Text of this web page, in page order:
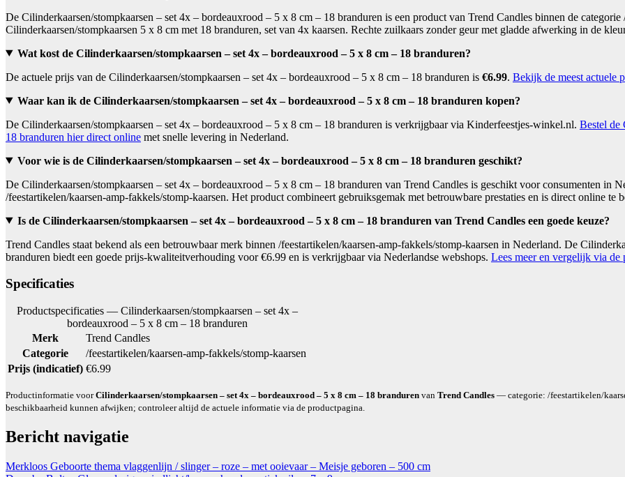
De Cilinderkaarsen/stompkaarsen – set 4x – bordeauxrood – 5 x 8 cm – 18 branduren is een product van Trend Candles binnen de
Cilinderkaarsen/stompkaarsen 5 x 8 cm met 18 branduren, set van 4x kaarsen. Rechte zuilkaars zonder geur met gladde afwerking in de
Wat kost de Cilinderkaarsen/stompkaarsen – set 4x – bordeauxrood – 5 x 8 cm – 18 branduren?
De actuele prijs van de Cilinderkaarsen/stompkaarsen – set 4x – bordeauxrood – 5 x 8 cm – 18 branduren is €6.99. Bekijk de meest actuele
Waar kan ik de Cilinderkaarsen/stompkaarsen – set 4x – bordeauxrood – 5 x 8 cm – 18 branduren kopen?
De Cilinderkaarsen/stompkaarsen – set 4x – bordeauxrood – 5 x 8 cm – 18 branduren is verkrijgbaar via Kinderfeestjes-winkel.nl. Bestel de
18 branduren hier direct online met snelle levering in Nederland.
Voor wie is de Cilinderkaarsen/stompkaarsen – set 4x – bordeauxrood – 5 x 8 cm – 18 branduren geschikt?
De Cilinderkaarsen/stompkaarsen – set 4x – bordeauxrood – 5 x 8 cm – 18 branduren van Trend Candles is geschikt voor consumenten in
/feestartikelen/kaarsen-amp-fakkels/stomp-kaarsen. Het product combineert gebruiksgemak met betrouwbare prestaties en is direct online te
Is de Cilinderkaarsen/stompkaarsen – set 4x – bordeauxrood – 5 x 8 cm – 18 branduren van Trend Candles een goede keuze?
Trend Candles staat bekend als een betrouwbaar merk binnen /feestartikelen/kaarsen-amp-fakkels/stomp-kaarsen in Nederland. De
branduren biedt een goede prijs-kwaliteitverhouding voor €6.99 en is verkrijgbaar via Nederlandse webshops. Lees meer en vergelijk via de
Specificaties
Productspecificaties — Cilinderkaarsen/stompkaarsen – set 4x –
bordeauxrood – 5 x 8 cm – 18 branduren
Merk
Trend Candles
Categorie
/feestartikelen/kaarsen-amp-fakkels/stomp-kaarsen
Prijs (indicatief) €6.99
Productinformatie voorCilinderkaarsen/stompkaarsen – set 4x – bordeauxrood – 5 x 8 cm – 18 branduren van Trend Candles — categorie: /feestartikelen/
beschikbaarheid kunnen afwijken; controleer altijd de actuele informatie via de productpagina.
Bericht navigatie
Merkloos Geboorte thema vlaggenlijn / slinger – roze – met ooievaar – Meisje geboren – 500 cm